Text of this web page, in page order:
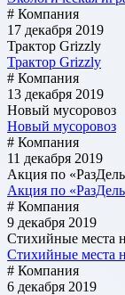
# Компания
17 декабря 2019
Трактор Grizzly
Трактор Grizzly
# Компания
13 декабря 2019
Новый мусоровоз
Новый мусоровоз
# Компания
11 декабря 2019
Акция по
Акция по
# Компания
9 декабря 2019
Стихийные места
Стихийные места
# Компания
6 декабря 2019